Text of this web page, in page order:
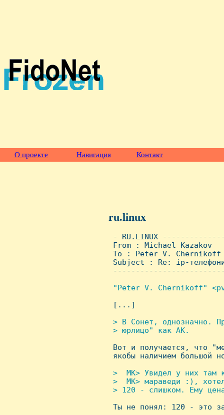
О проекте Навигация Контакт
ru.linux
- RU.LINUX
From : Michael
To : Peter V. Chernikoff
Subject : Re: ip-
"Peter V. Chernikoff"
[...]
> В Сонет, однозначно.
> юрлицо" как AK.
Вот и получается, что
якобы наличием большой
>  MK> Увидел у них там
>  MK> мараведи :),
> 120 - слишком. Ему
Ты не понял: 120 - это